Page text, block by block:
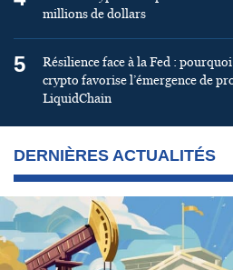
millions de dollars
5
Résilience face à la Fed :
crypto favorise l’émergence de
LiquidChain
DERNIÈRES ACTUALITÉS